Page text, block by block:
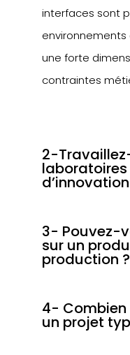
interfaces sont
une forte
contraintes
2-
3- Pouvez-
sur un
production ?
4-
un projet